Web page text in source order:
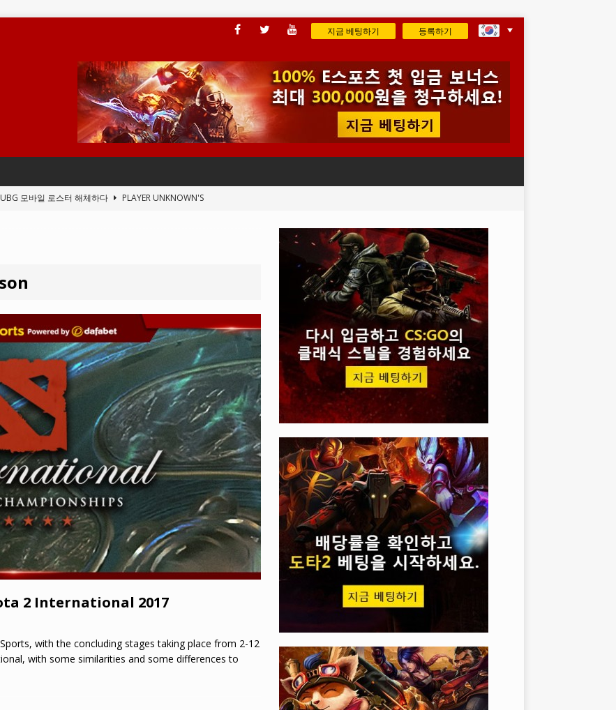
지금 베팅하기 등록하기
모바일 로스터 해체하다
PLAYER UNKNOWN'S
이어가 ARAM 모드에 액세스할 수 있도록 하다
새 클라이언트 버그
세계 다운로드 10억 돌파
PLAYER UNKNOWN'S
: 주최가 선보일 E-스포츠 타이틀 공개되다 EVENTS
2 International 2017
with the concluding stages taking place from 2-12
with some similarities and some differences to